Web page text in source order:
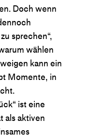
Doch wenn
sprechen“,
wählen
kann ein
Momente, in
ist eine
als aktiven